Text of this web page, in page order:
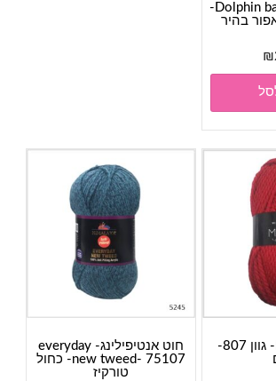
דולפין בייבי- Dolphin baby-
₪
מלגה- Malaga- גוון 807-
חוט אנטיפילינג- everyday
new tweed- 75107- כחול
טורקיז